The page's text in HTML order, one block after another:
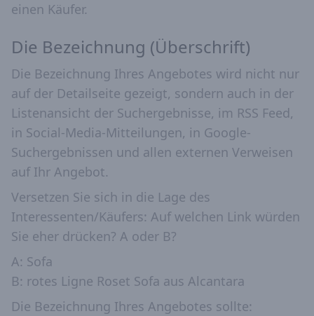
einen Käufer.
Die Bezeichnung (Überschrift)
Die Bezeichnung Ihres Angebotes wird nicht nur
auf der Detailseite gezeigt, sondern auch in der
Listenansicht der Suchergebnisse, im RSS Feed,
in Social-Media-Mitteilungen, in Google-
Suchergebnissen und allen externen Verweisen
auf Ihr Angebot.
Versetzen Sie sich in die Lage des
Interessenten/Käufers: Auf welchen Link würden
Sie eher drücken? A oder B?
A: Sofa
B: rotes Ligne Roset Sofa aus Alcantara
Die Bezeichnung Ihres Angebotes sollte: